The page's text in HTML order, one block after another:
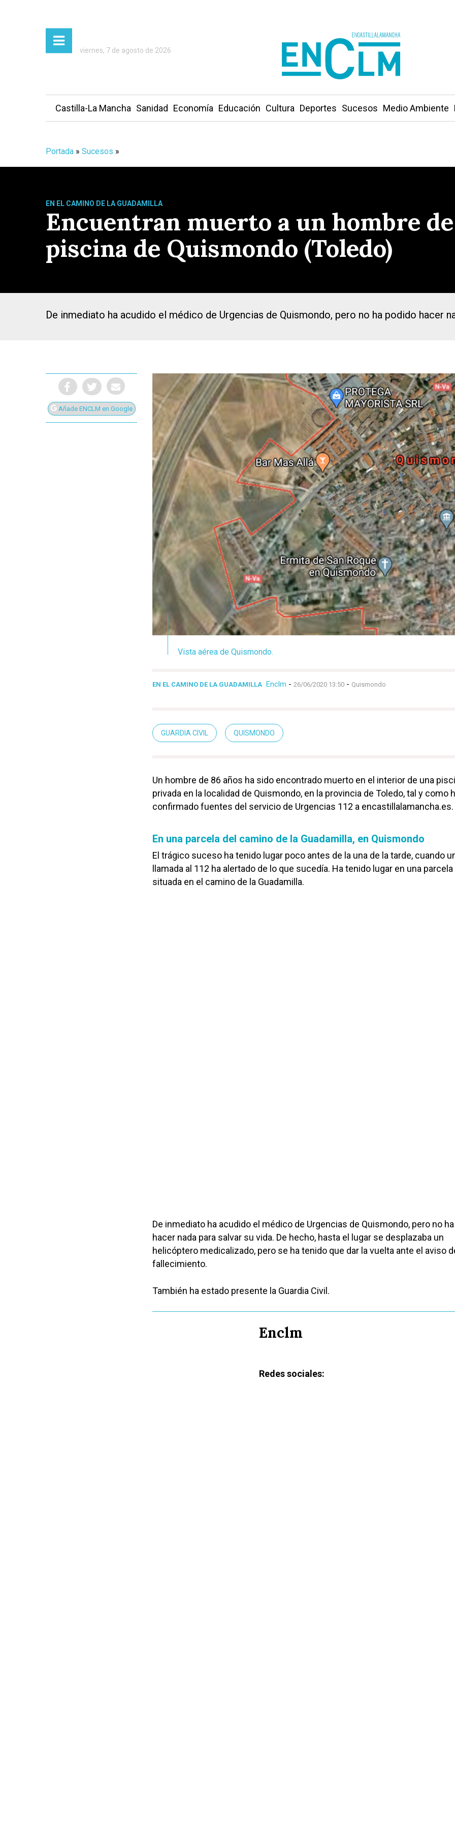
Presiona Intro para buscar o ESC para cerrar
viernes, 7 de agosto de 2026
Castilla-La Mancha Sanidad Economía Educación Cultura Deportes Sucesos Medio Ambiente
Portada » Sucesos »
EN EL CAMINO DE LA GUADAMILLA
Encuentran muerto a un hombre
piscina de Quismondo (Toledo)
De inmediato ha acudido el médico de Urgencias de Quismondo, pero no ha podido hacer
Añade ENCLM en Google
Vista aérea de Quismondo.
EN EL CAMINO DE LA GUADAMILLA Enclm - 26/06/2020 13:50 - Quismondo
GUARDIA CIVIL QUISMONDO
Un hombre de 86 años ha sido encontrado muerto en el interior de una
privada en la localidad de Quismondo, en la provincia de Toledo, tal y como
confirmado fuentes del servicio de Urgencias 112 a encastillalamancha.es.
En una parcela del camino de la Guadamilla, en Quismondo
El trágico suceso ha tenido lugar poco antes de la una de la tarde, cuando
llamada al 112 ha alertado de lo que sucedía. Ha tenido lugar en una parcela
situada en el camino de la Guadamilla.
De inmediato ha acudido el médico de Urgencias de Quismondo, pero no
hacer nada para salvar su vida. De hecho, hasta el lugar se desplazaba un
helicóptero medicalizado, pero se ha tenido que dar la vuelta ante el aviso
fallecimiento.
También ha estado presente la Guardia Civil.
Enclm
Redes sociales: